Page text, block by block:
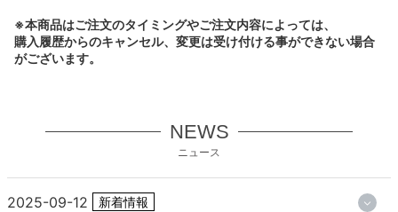
※本商品はご注文のタイミングやご注文内容によっては、
購入履歴からのキャンセル、変更は受け付ける事ができない場合
がございます。
NEWS
ニュース
2025-09-12 新着情報